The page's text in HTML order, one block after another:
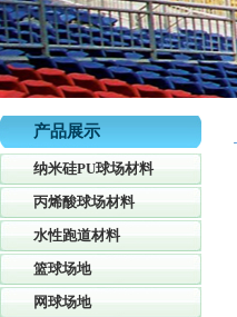
产品展示
纳米硅PU球场材料
丙烯酸球场材料
水性跑道材料
篮球场地
网球场地